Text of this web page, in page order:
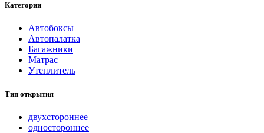
Категории
Автобоксы
Автопалатка
Багажники
Матрас
Утеплитель
Тип открытия
двухстороннее
одностороннее